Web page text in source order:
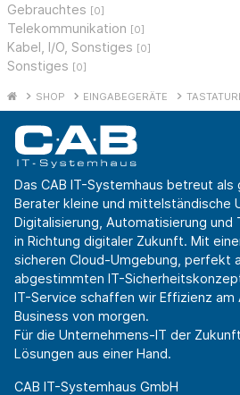
Gebrauchtes [0]
Telekommunikation [0]
Kabel, I/O, Sonstiges [0]
Sonstiges [0]
SHOP EINGABEGERÄTE
Das CAB IT-Systemhaus betreut als
Berater kleine und mittelständische
Digitalisierung, Automatisierung und
in Richtung digitaler Zukunft. Mit
sicheren Cloud-Umgebung, perfekt
abgestimmten IT-
IT-Service schaffen wir Effizienz
Business von morgen.
Für die Unternehmens-IT der
Lösungen aus einer Hand.
CAB IT-Systemhaus GmbH